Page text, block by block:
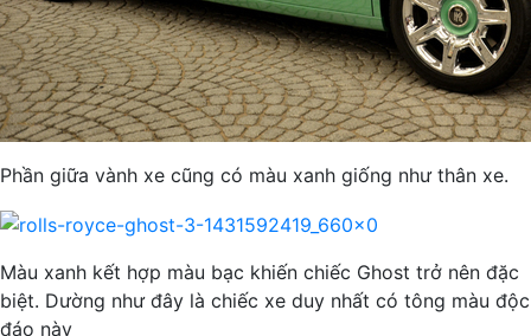
Phần giữa vành xe cũng có màu xanh giống như thân xe.
Màu xanh kết hợp màu bạc khiến chiếc Ghost trở nên đặc
biệt. Dường như đây là chiếc xe duy nhất có tông màu độc
đáo này